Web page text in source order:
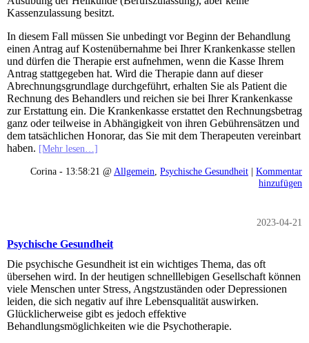
Kassenzulassung besitzt.
In diesem Fall müssen Sie unbedingt vor Beginn der Behandlung
einen Antrag auf Kostenübernahme bei Ihrer Krankenkasse stellen
und dürfen die Therapie erst aufnehmen, wenn die Kasse Ihrem
Antrag stattgegeben hat. Wird die Therapie dann auf dieser
Abrechnungsgrundlage durchgeführt, erhalten Sie als Patient die
Rechnung des Behandlers und reichen sie bei Ihrer Krankenkasse
zur Erstattung ein. Die Krankenkasse erstattet den Rechnungsbetrag
ganz oder teilweise in Abhängigkeit von ihren Gebührensätzen und
dem tatsächlichen Honorar, das Sie mit dem Therapeuten vereinbart
haben. [Mehr lesen…]
Corina - 13:58:21 @ Allgemein Psychische Gesundheit | Kommentar
hinzufügen
2023-04-21
Psychische Gesundheit
Die psychische Gesundheit ist ein wichtiges Thema, das oft
übersehen wird. In der heutigen schnelllebigen Gesellschaft können
viele Menschen unter Stress, Angstzuständen oder Depressionen
leiden, die sich negativ auf ihre Lebensqualität auswirken.
Glücklicherweise gibt es jedoch effektive
Behandlungsmöglichkeiten wie die Psychotherapie.